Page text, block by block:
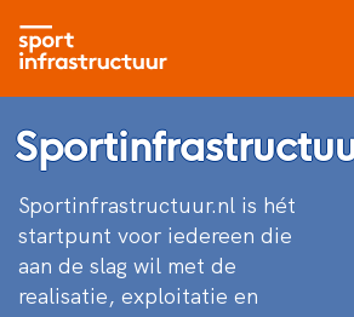
Sportinfrastructuur.nl is hét
startpunt voor iedereen die
aan de slag wil met de
realisatie, exploitatie en